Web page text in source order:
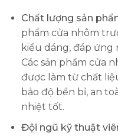
Chất lượng sản
phẩm cửa nhôm
kiểu dáng, đáp ứng
Các sản phẩm cửa
được làm từ chất
bảo độ bền bỉ, an
nhiệt tốt.
Đội ngũ kỹ thuật